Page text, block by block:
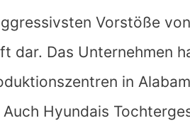
Vorstöße
dar. Das Unternehmen
in
Hyundais